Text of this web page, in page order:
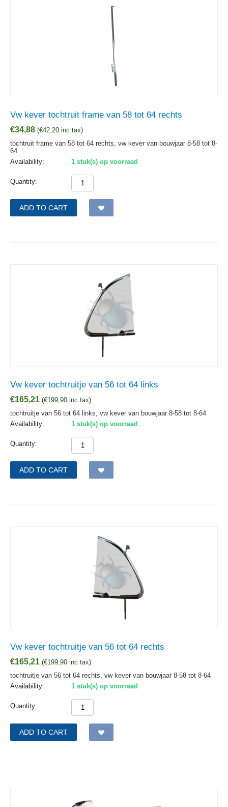
Vw kever tochtruit frame van 58 tot 64 rechts
€34,88 (€42,20 inc tax)
tochtruit frame van 58 tot 64 rechts, vw kever van bouwjaar 8-58 tot 8-
64
Availability:
1 stuk(s) op voorraad
Quantity:
ADD TO CART
Vw kever tochtruitje van 56 tot 64 links
€165,21 (€199,90 inc tax)
tochtruitje van 56 tot 64 links, vw kever van bouwjaar 8-58 tot 8-64
Availability:
1 stuk(s) op voorraad
Quantity:
ADD TO CART
Vw kever tochtruitje van 56 tot 64 rechts
€165,21 (€199,90 inc tax)
tochtruitje van 56 tot 64 rechts, vw kever van bouwjaar 8-58 tot 8-64
Availability:
1 stuk(s) op voorraad
Quantity:
ADD TO CART